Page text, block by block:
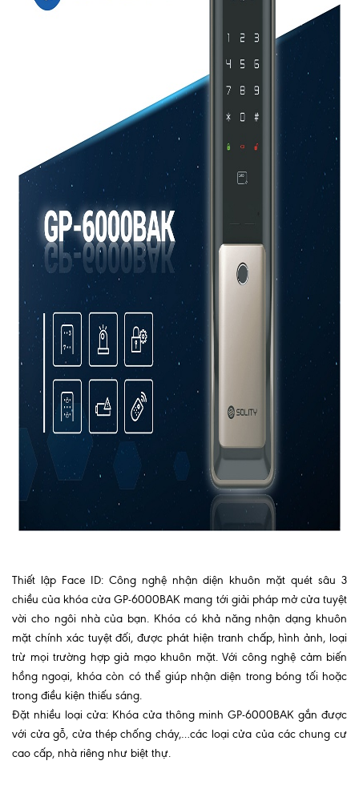
Thiết lập Face ID: Công nghệ nhận diện khuôn mặt quét sâu 3
chiều của khóa cửa GP-6000BAK mang tới giải pháp mở cửa tuyệt
vời cho ngôi nhà của bạn. Khóa có khả năng nhận dạng khuôn
mặt chính xác tuyệt đối, được phát hiện tranh chấp, hình ảnh, loại
trừ mọi trường hợp giả mạo khuôn mặt. Với công nghệ cảm biến
hồng ngoại, khóa còn có thể giúp nhận diện trong bóng tối hoặc
trong điều kiện thiếu sáng.
Đặt nhiều loại cửa: Khóa cửa thông minh GP-6000BAK gắn được
với cửa gỗ, cửa thép chống cháy,…các loại cửa của các chung cư
cao cấp, nhà riêng như biệt thự.